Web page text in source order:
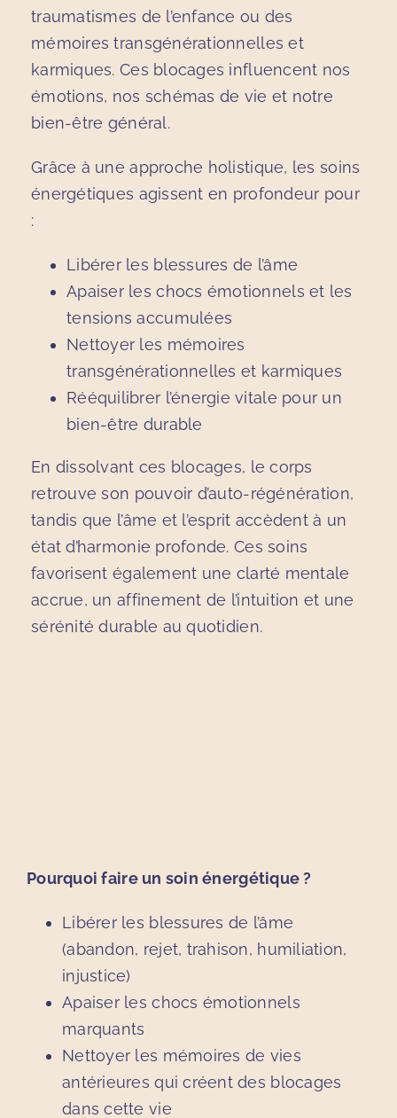
traumatismes de l’enfance ou des
mémoires transgénérationnelles et
karmiques. Ces blocages influencent nos
émotions, nos schémas de vie et notre
bien-être général.
Grâce à une approche holistique, les soins
énergétiques agissent en profondeur pour
:
Libérer les blessures de l’âme
Apaiser les chocs émotionnels et les
tensions accumulées
Nettoyer les mémoires
transgénérationnelles et karmiques
Rééquilibrer l’énergie vitale pour un
bien-être durable
En dissolvant ces blocages, le corps
retrouve son pouvoir d’auto-régénération,
tandis que l’âme et l’esprit accèdent à un
état d’harmonie profonde. Ces soins
favorisent également une clarté mentale
accrue, un affinement de l’intuition et une
sérénité durable au quotidien.
Pourquoi faire un soin énergétique ?
Libérer les blessures de l’âme
(abandon, rejet, trahison, humiliation,
injustice)
Apaiser les chocs émotionnels
marquants
Nettoyer les mémoires de vies
antérieures qui créent des blocages
dans cette vie